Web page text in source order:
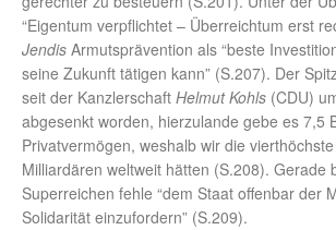
“Eigentum verpflichtet – Überreichtum erst
Jendis Armutsprävention als “beste
seine Zukunft tätigen kann” (S.207). Der
seit der Kanzlerschaft Helmut Kohls (CDU)
abgesenkt worden, hierzulande gebe es 7,5
Privatvermögen, weshalb wir die
Milliardären weltweit hätten (S.208). Gerade
Superreichen fehle “dem Staat offenbar der
Solidarität einzufordern” (S.209).